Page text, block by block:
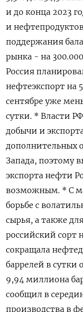
и до конца 2023
и
поддержания
рынка - на
Россия
нефтеэкспорт на
сентябре уже
сутки. * Власти
добычи и
дополнительных
Запада, поэтому
экспорта нефти
возможным. * С
борьбе с
сырья, а также
российский сорт
сокращала
баррелей в сутки
9,94 миллиона
сообщил в
производства в